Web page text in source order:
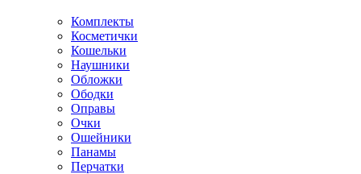
Комплекты
Косметички
Кошельки
Наушники
Обложки
Ободки
Оправы
Очки
Ошейники
Панамы
Перчатки